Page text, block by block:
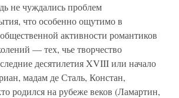
не чуждались проблем
что особенно ощутимо в
активности романтиков
— тех, чье творчество
десятилетия XVIII или начало
мадам де Сталь, Констан,
родился на рубеже веков (Ламартин,